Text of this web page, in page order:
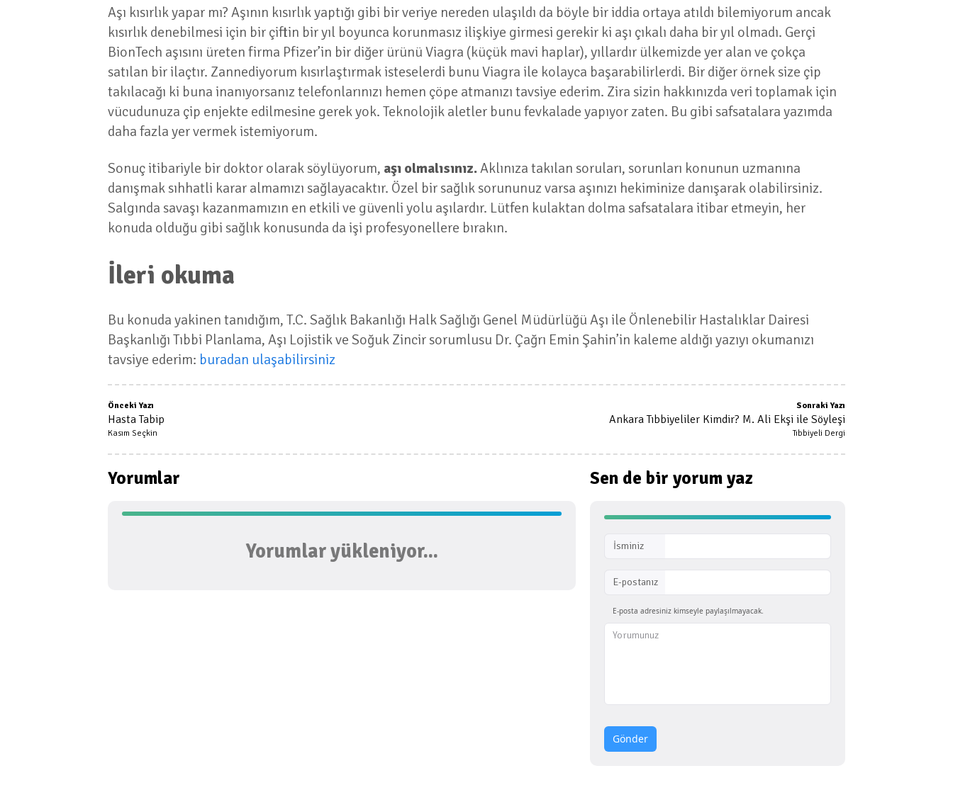
Aşı kısırlık yapar mı? Aşının kısırlık yaptığı gibi bir veriye nereden ulaşıldı da böyle bir iddia ortaya atıldı bilemiyorum ancak
kısırlık denebilmesi için bir çiftin bir yıl boyunca korunmasız ilişkiye girmesi gerekir ki aşı çıkalı daha bir yıl olmadı. Gerçi
BionTech aşısını üreten firma Pfizer’in bir diğer ürünü Viagra (küçük mavi haplar), yıllardır ülkemizde yer alan ve çokça
satılan bir ilaçtır. Zannediyorum kısırlaştırmak isteselerdi bunu Viagra ile kolayca başarabilirlerdi. Bir diğer örnek size çip
takılacağı ki buna inanıyorsanız telefonlarınızı hemen çöpe atmanızı tavsiye ederim. Zira sizin hakkınızda veri toplamak için
vücudunuza çip enjekte edilmesine gerek yok. Teknolojik aletler bunu fevkalade yapıyor zaten. Bu gibi safsatalara yazımda
daha fazla yer vermek istemiyorum.
Sonuç itibariyle bir doktor olarak söylüyorum, aşı olmalısınız.Aklınıza takılan soruları, sorunları konunun uzmanına
danışmak sıhhatli karar almamızı sağlayacaktır. Özel bir sağlık sorununuz varsa aşınızı hekiminize danışarak olabilirsiniz.
Salgında savaşı kazanmamızın en etkili ve güvenli yolu aşılardır. Lütfen kulaktan dolma safsatalara itibar etmeyin, her
konuda olduğu gibi sağlık konusunda da işi profesyonellere bırakın.
İleri okuma
Bu konuda yakinen tanıdığım, T.C. Sağlık Bakanlığı Halk Sağlığı Genel Müdürlüğü Aşı ile Önlenebilir Hastalıklar Dairesi
Başkanlığı Tıbbi Planlama, Aşı Lojistik ve Soğuk Zincir sorumlusu Dr. Çağrı Emin Şahin’in kaleme aldığı yazıyı okumanızı
tavsiye ederim: buradan ulaşabilirsiniz
Önceki Yazı
Hasta Tabip
Kasım Seçkin
Sonraki Yazı
Ankara Tıbbiyeliler Kimdir? M. Ali Ekşi ile Söyleşi
Tıbbiyeli Dergi
Yorumlar
Yorumlar yükleniyor...
Sen de bir yorum yaz
İsminiz
E-postanız
E-posta adresiniz kimseyle paylaşılmayacak.
Gönder